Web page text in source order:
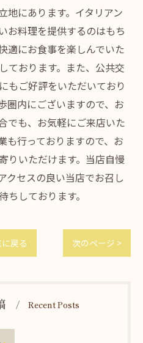
地にあります。イタリアン
お料理を提供するのはもち
適にお食事を楽しんでいた
ております。また、公共交
もご好評をいただいており
圏内にございますので、お
でも、お気軽にご来店いた
も行っておりますので、お
りいただけます。当店自慢
クセスの良い当店でお召し
しております。
戻る 次のページ >
Recent Posts